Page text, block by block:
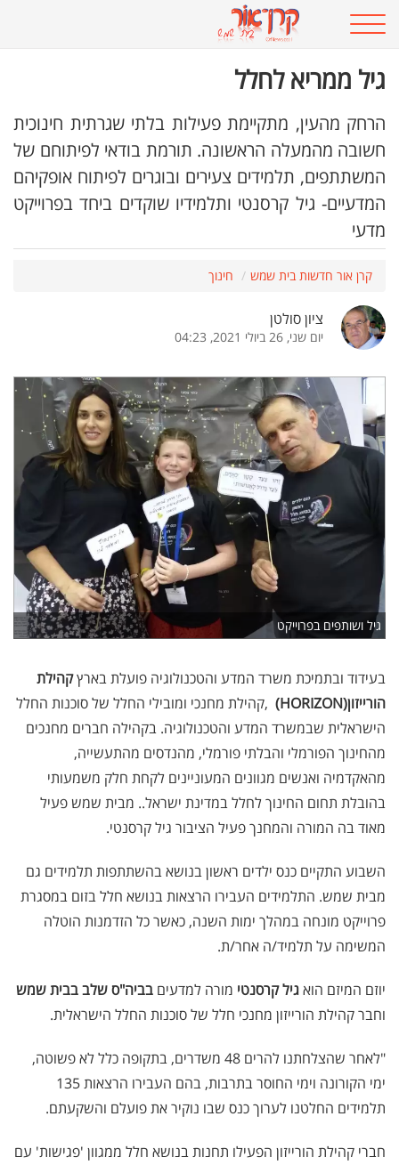
גיל ממריא לחלל
הרחק מהעין, מתקיימת פעילות בלתי שגרתית חינוכית
חשובה מהמעלה הראשונה. תורמת בודאי לפיתוחם של
המשתתפים, תלמידים צעירים ובוגרים לפיתוח אופקיהם
המדעיים- גיל קרסנטי ותלמידיו שוקדים ביחד בפרוייקט
מדעי
קרן אור חדשות בית שמש חינוך
ציון סולטן
יום שני, 26 ביולי 2021, 04:23
גיל ושותפים בפרוייקט
בעידוד ובתמיכת משרד המדע והטכנולוגיה פועלת בארץקהילת
הורייזון(HORIZON)
,קהילת מחנכי ומובילי החלל של סוכנות החלל
הישראלית שבמשרד המדע והטכנולוגיה. בקהילה חברים מחנכים
מהחינוך הפורמלי והבלתי פורמלי, מהנדסים מהתעשייה,
מהאקדמיה ואנשים מגוונים המעוניינים לקחת חלק משמעותי
בהובלת תחום החינוך לחלל במדינת ישראל.. מבית שמש פעיל
מאוד בה המורה והמחנך פעיל הציבור גיל קרסנטי.
השבוע התקיים כנס ילדים ראשון בנושא בהשתתפות תלמידים גם
מבית שמש. התלמידים העבירו הרצאות בנושא חלל בזום במסגרת
פרוייקט מונחה במהלך ימות השנה, כאשר כל הזדמנות הוטלה
המשימה על תלמיד/ה אחר/ת.
יוזם המיזם הואגיל קרסנטי מורה למדעים בביה"ס שלב בבית שמש
וחבר קהילת הורייזון מחנכי חלל של סוכנות החלל הישראלית.
"לאחר שהצלחתנו להרים 48 משדרים, בתקופה כלל לא פשוטה,
ימי הקורונה וימי החוסר בתרבות, בהם העבירו הרצאות 135
תלמידים החלטנו לערוך כנס שבו נוקיר את פועלם והשקעתם.
חברי קהילת הורייזון הפעילו תחנות בנושא חלל ממגוון 'פגישות' עם